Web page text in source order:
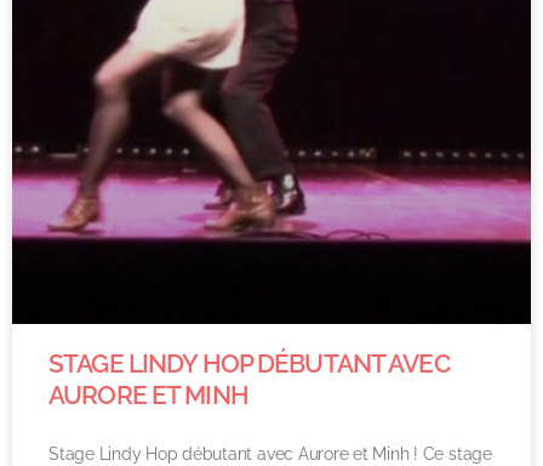
STAGE LINDY HOP DÉBUTANT AVEC
AURORE ET MINH
Stage Lindy Hop débutant avec Aurore et Minh ! Ce stage